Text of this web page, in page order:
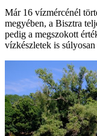
Már 16 vízmércénél
megyében, a Bisztra
pedig a megszokott
vízkészletek is